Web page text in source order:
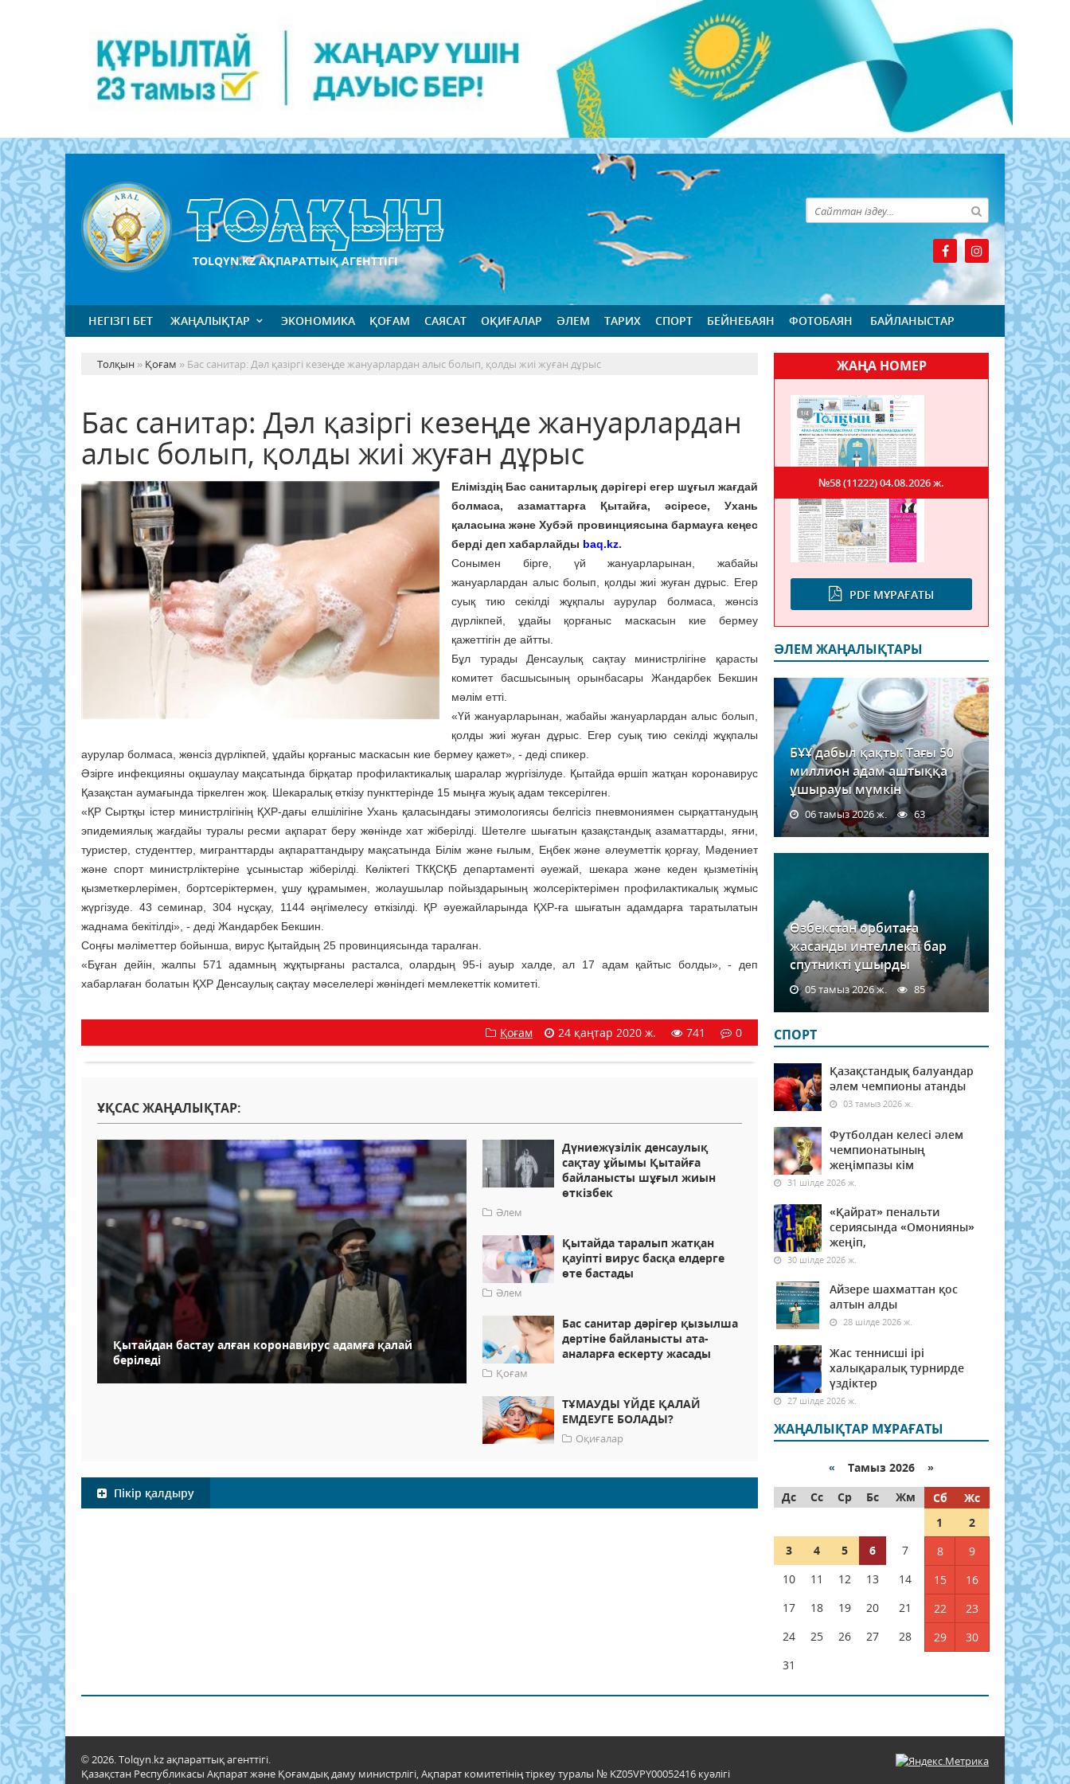
TOLQYN.KZ АҚПАРАТТЫҚ АГЕНТТІГІ
НЕГІЗГІ БЕТ ЖАҢАЛЫҚТАР ЭКОНОМИКА ҚОҒАМ САЯСАТ ОҚИҒАЛАР ӘЛЕМ ТАРИХ СПОРТ БЕЙНЕБАЯН ФОТОБАЯН БАЙЛАНЫСТАР
Толқын » Қоғам » Бас санитар: Дәл қазіргі кезеңде жануарлардан алыс болып, қолды жиі жуған дұрыс
Бас санитар: Дәл қазіргі кезеңде жануарлардан
алыс болып, қолды жиі жуған дұрыс
Еліміздің Бас санитарлық дәрігері егер шұғыл жағдай
болмаса, азаматтарға Қытайға, әсіресе, Ухань
қаласына және Хубэй провинциясына бармауға кеңес
берді деп хабарлайды baq.kz.
Сонымен бірге, үй жануарларынан, жабайы
жануарлардан алыс болып, қолды жиі жуған дұрыс. Егер
суық тию секілді жұқпалы аурулар болмаса, жөнсіз
дүрлікпей, ұдайы қорғаныс маскасын кие бермеу
қажеттігін де айтты.
Бұл турады Денсаулық сақтау министрлігіне қарасты
комитет басшысының орынбасары Жандарбек Бекшин
мәлім етті.
«Үй жануарларынан, жабайы жануарлардан алыс болып,
қолды жиі жуған дұрыс. Егер суық тию секілді жұқпалы
аурулар болмаса, жөнсіз дүрлікпей, ұдайы қорғаныс маскасын кие бермеу қажет», - деді спикер.
Әзірге инфекцияны оқшаулау мақсатында бірқатар профилактикалық шаралар жүргізілуде. Қытайда өршіп жатқан коронавирус
Қазақстан аумағында тіркелген жоқ. Шекаралық өткізу пункттерінде 15 мыңға жуық адам тексерілген.
«ҚР Сыртқы істер министрлігінің ҚХР-дағы елшілігіне Ухань қаласындағы этимологиясы белгісіз пневмониямен сырқаттанудың
эпидемиялық жағдайы туралы ресми ақпарат беру жөнінде хат жіберілді. Шетелге шығатын қазақстандық азаматтарды, яғни,
туристер, студенттер, мигранттарды ақпараттандыру мақсатында Білім және ғылым, Еңбек және әлеуметтік қорғау, Мәдениет
және спорт министрліктеріне ұсыныстар жіберілді. Көліктегі ТКҚСҚБ департаменті әуежай, шекара және кеден қызметінің
қызметкерлерімен, бортсеріктермен, ұшу құрамымен, жолаушылар пойыздарының жолсеріктерімен профилактикалық жұмыс
жүргізуде. 43 семинар, 304 нұсқау, 1144 әңгімелесу өткізілді. ҚР әуежайларында ҚХР-ға шығатын адамдарға таратылатын
жаднама бекітілді», - деді Жандарбек Бекшин.
Соңғы мәліметтер бойынша, вирус Қытайдың 25 провинциясында таралған.
«Бұған дейін, жалпы 571 адамның жұқтырғаны расталса, олардың 95-і ауыр халде, ал 17 адам қайтыс болды», - деп
хабарлаған болатын ҚХР Денсаулық сақтау мәселелері жөніндегі мемлекеттік комитеті.
Қоғам 24 қаңтар 2020 ж. 741 0
ҰҚСАС ЖАҢАЛЫҚТАР:
Қытайдан бастау алған коронавирус адамға қалай
беріледі
Дүниежүзілік денсаулық
сақтау ұйымы Қытайға
байланысты шұғыл жиын
өткізбек
Әлем
Қытайда таралып жатқан
қауіпті вирус басқа елдерге
өте бастады
Әлем
Бас санитар дәрігер қызылша
дертіне байланысты ата-
аналарға ескерту жасады
Қоғам
ТҰМАУДЫ ҮЙДЕ ҚАЛАЙ
ЕМДЕУГЕ БОЛАДЫ?
Оқиғалар
Пікір қалдыру
ЖАҢА НОМЕР
PDF МҰРАҒАТЫ
№58 (11222)04.08.2026 ж.
ӘЛЕМ ЖАҢАЛЫҚТАРЫ
БҰҰ дабыл қақты: Тағы 50
миллион адам аштыққа
ұшырауы мүмкін
06 тамыз 2026 ж. 63
Өзбекстан орбитаға
жасанды интеллекті бар
спутникті ұшырды
05 тамыз 2026 ж. 85
СПОРТ
Қазақстандық балуандар
әлем чемпионы атанды
03 тамыз 2026 ж.
Футболдан келесі әлем
чемпионатының
жеңімпазы кім
31 шілде 2026 ж.
«Қайрат» пенальти
сериясында «Омонияны»
жеңіп,
30 шілде 2026 ж.
Айзере шахматтан қос
алтын алды
28 шілде 2026 ж.
Жас теннисші ірі
халықаралық турнирде
үздіктер
27 шілде 2026 ж.
ЖАҢАЛЫҚТАР МҰРАҒАТЫ
« Тамыз 2026 »
Дс
Сс Ср Бс Жм Сб
Жс
1
2
3
4 5 6 7 8
9
10
11 12 13 14 15
16
17
18 19 20 21 22
23
24
25 26 27 28 29
30
31
© 2026. Tolqyn.kz ақпараттық агенттігі.
Қазақстан Республикасы Ақпарат және Қоғамдық даму министрлігі, Ақпарат комитетінің тіркеу туралы № KZ05VPY00052416 куәлігі